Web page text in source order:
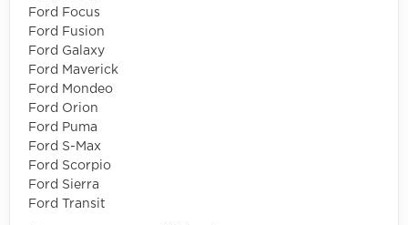
Ford Focus
Ford Fusion
Ford Galaxy
Ford Maverick
Ford Mondeo
Ford Orion
Ford Puma
Ford S-Max
Ford Scorpio
Ford Sierra
Ford Transit